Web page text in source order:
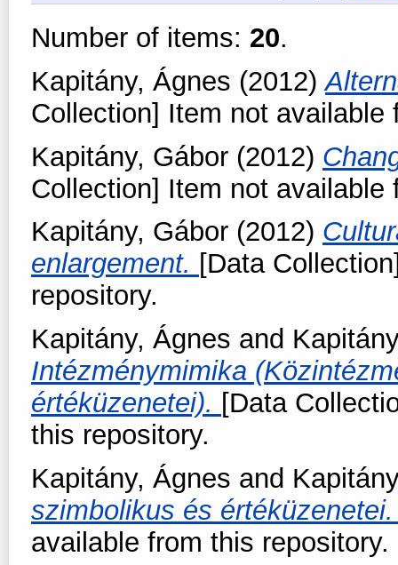
Number of items: 20.
Kapitány, Ágnes (2012)
Collection] Item not available
Kapitány, Gábor (2012)
Collection] Item not available
Kapitány, Gábor (2012)
enlargement. [Data
repository.
Kapitány, Ágnes and
Intézménymimika
értéküzenetei). [Data
this repository.
Kapitány, Ágnes and
szimbolikus és
available from this repository.